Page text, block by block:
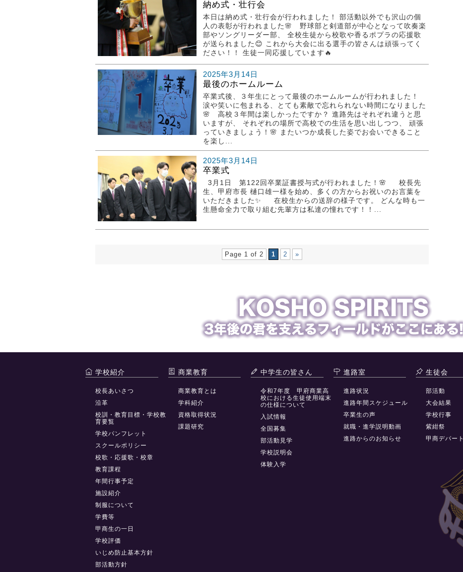
納め式・壮行会
本日は納め式・壮行会が行われました！ 部活動以外でも沢山の個
人の表彰が行われました🌸 野球部と剣道部が中心となって吹奏楽
部やソングリーダー部、 全校生徒から校歌や香るポプラの応援歌
が送られました😊 これから大会に出る選手の皆さんは頑張ってく
ださい！！ 生徒一同応援しています🔥
2025年3月14日
最後のホームルーム
卒業式後、３年生にとって最後のホームルームが行われました！
涙や笑いに包まれる、とても素敵で忘れられない時間になりました
🌸 高校３年間は楽しかったですか？ 進路先はそれぞれ違うと思
いますが、 それぞれの場所で高校での生活を思い出しつつ、 頑張
っていきましょう！🌸 またいつか成長した姿でお会いできること
を楽し...
2025年3月14日
卒業式
3月1日 第122回卒業証書授与式が行われました！🌸 校長先
生、甲府市長 樋口雄一様を始め、多くの方からお祝いのお言葉を
いただきました✨ 在校生からの送辞の様子です。 どんな時も一
生懸命全力で取り組む先輩方は私達の憧れです！！...
Page 1 of 2 1 2 »
学校紹介
校長あいさつ
沿革
校訓・教育目標・学校教
育要覧
学校パンフレット
スクールポリシー
校歌・応援歌・校章
教育課程
年間行事予定
施設紹介
制服について
学費等
甲商生の一日
学校評価
いじめ防止基本方針
部活動方針
商業教育
商業教育とは
学科紹介
資格取得状況
課題研究
中学生の皆さん
令和7年度 甲府商業高
校における生徒使用端末
の仕様について
入試情報
全国募集
部活動見学
学校説明会
体験入学
進路室
進路状況
進路年間スケジュール
卒業生の声
就職・進学説明動画
進路からのお知らせ
生徒会
部活動
大会結果
学校行事
紫紺祭
甲商デパート